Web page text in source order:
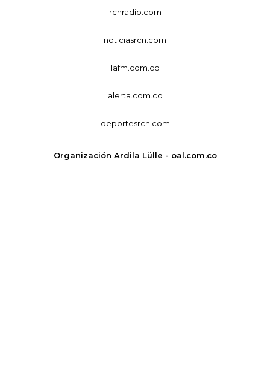
rcnradio.com
noticiasrcn.com
lafm.com.co
alerta.com.co
deportesrcn.com
Organización Ardila Lülle - oal.com.co